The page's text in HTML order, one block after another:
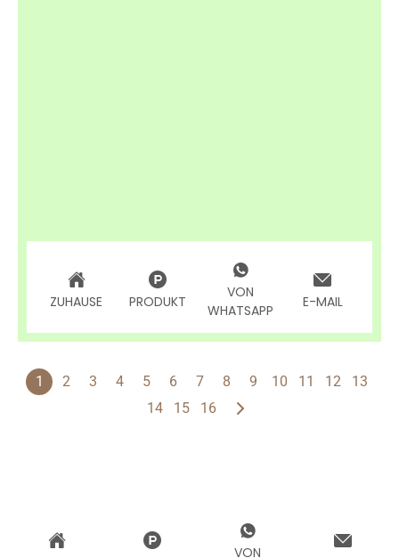
ZUHAUSE PRODUKT
VON
WHATSAPP
E-MAIL
1 2 3 4 5 6 7 8 9 10 11 12
13
14
15 16
VON